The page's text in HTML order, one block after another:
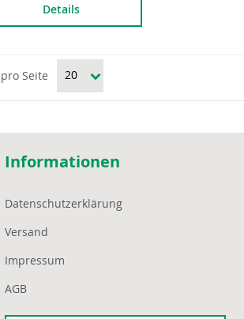
Details
Seite
Informationen
Datenschutzerklärung
Versand
Impressum
AGB